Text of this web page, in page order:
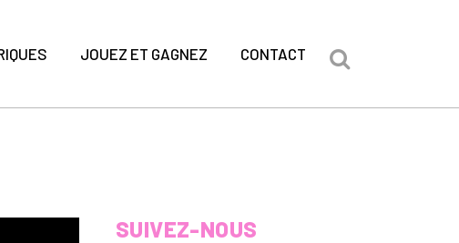
JOUEZ ET GAGNEZ CONTACT
SUIVEZ-NOUS